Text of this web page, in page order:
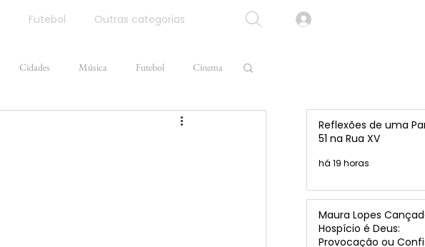
Futebol Outras categorias
Cidades Música Futebol Cinema
Reflexões de uma
51 na Rua XV
há 19 horas
Maura Lopes
Hospício é Deus:
Provocação ou